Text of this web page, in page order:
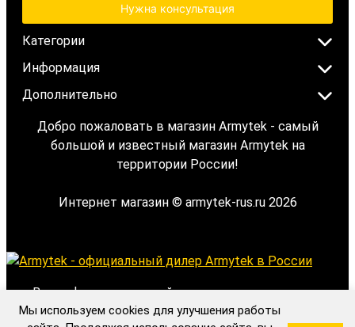
Нужна консультация
Категории
Информация
Дополнительно
Добро пожаловать в магазин Armytek - самый
большой и известный магазин Armytek на
территории России!
Интернет магазин © armytek-rus.ru 2026
Вся информация на сайте носит исключительно
информационный характер и ни при каких условиях не
Мы используем cookies для улучшения работы